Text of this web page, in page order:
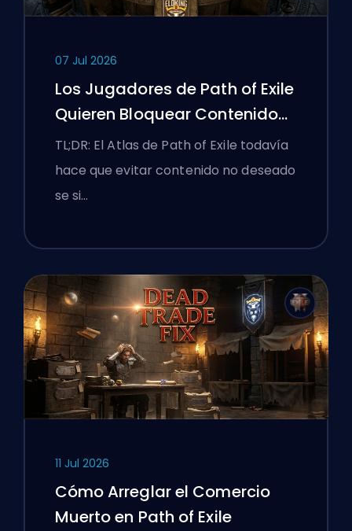
07 Jul 2026
Los Jugadores de Path of Exile
Quieren Bloquear Contenido
Malo y la UI Sigue Luchando
Contra Ellos
TL;DR: El Atlas de Path of Exile todavía
hace que evitar contenido no deseado
se si…
11 Jul 2026
Cómo Arreglar el Comercio
Muerto en Path of Exile